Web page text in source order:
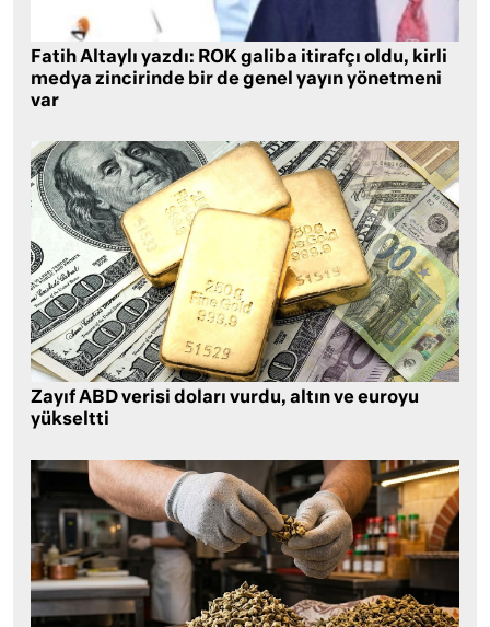
Fatih Altaylı yazdı: ROK galiba itirafçı oldu, kirli
medya zincirinde bir de genel yayın yönetmeni
var
Zayıf ABD verisi doları vurdu, altın ve euroyu
yükseltti